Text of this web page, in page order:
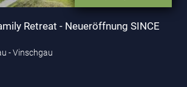
Retreat - Neueröffnung SINCE
- Vinschgau